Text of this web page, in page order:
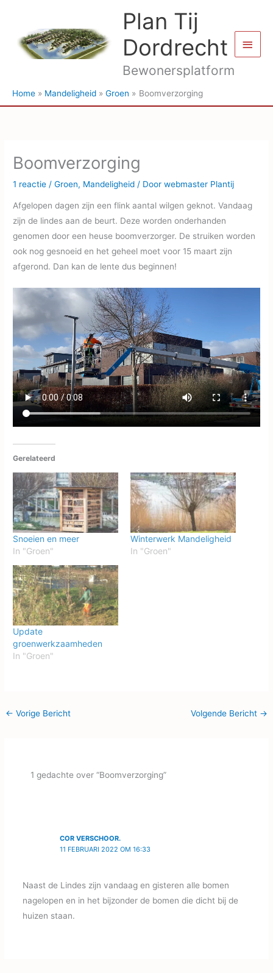
inhoud
Plan Tij
Dordrecht
Bewonersplatform
Home Mandeligheid Groen Boomverzorging
Boomverzorging
1 reactie /Groen, Mandeligheid / Doorwebmaster Plantij
Afgelopen dagen zijn een flink aantal wilgen geknot. Vandaag
zijn de lindes aan de beurt. Deze worden onderhanden
genomen door een heuse boomverzorger. De struiken worden
ook nog gesnoeid en het geheel moet voor 15 maart zijn
afgerond. Dan kan de lente dus beginnen!
Gerelateerd
Snoeien en meer
In "Groen"
Winterwerk Mandeligheid
In "Groen"
Update
groenwerkzaamheden
In "Groen"
← Vorige Bericht Volgende Bericht →
1 gedachte over “Boomverzorging”
COR VERSCHOOR.
11 FEBRUARI 2022 OM 16:33
Naast de Lindes zijn vandaag en gisteren alle bomen
nagelopen en in het bijzonder de bomen die dicht bij de
huizen staan.